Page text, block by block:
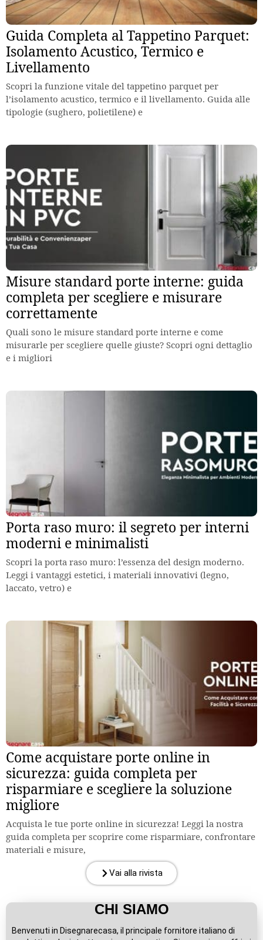
Guida Completa al Tappetino Parquet:
Isolamento Acustico, Termico e
Livellamento
Scopri la funzione vitale del tappetino parquet per
l’isolamento acustico, termico e il livellamento. Guida alle
tipologie (sughero, polietilene) e
Misure standard porte interne: guida
completa per scegliere e misurare
correttamente
Quali sono le misure standard porte interne e come
misurarle per scegliere quelle giuste? Scopri ogni dettaglio
e i migliori
Porta raso muro: il segreto per interni
moderni e minimalisti
Scopri la porta raso muro: l’essenza del design moderno.
Leggi i vantaggi estetici, i materiali innovativi (legno,
laccato, vetro) e
Come acquistare porte online in
sicurezza: guida completa per
risparmiare e scegliere la soluzione
migliore
Acquista le tue porte online in sicurezza! Leggi la nostra
guida completa per scoprire come risparmiare, confrontare
materiali e misure,
Vai alla rivista
CHI SIAMO
Benvenuti in Disegnarecasa, il principale fornitore italiano di